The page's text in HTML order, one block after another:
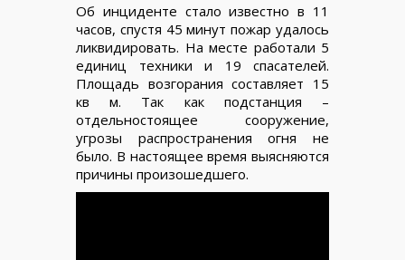
Об инциденте стало известно в 11
часов, спустя 45 минут пожар удалось
ликвидировать. На месте работали 5
единиц техники и 19 спасателей.
Площадь возгорания составляет 15
кв м. Так как подстанция –
отдельностоящее сооружение,
угрозы распространения огня не
было. В настоящее время выясняются
причины произошедшего.